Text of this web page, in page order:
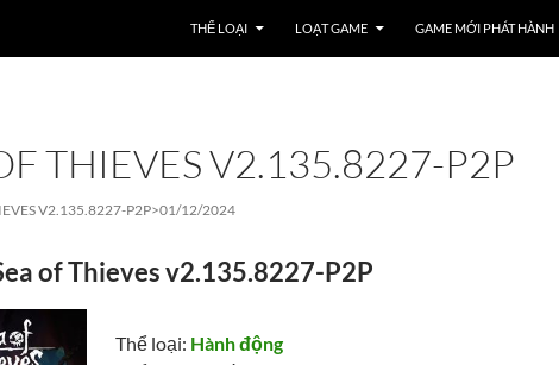
THỂ LOẠI LOẠT GAME GAME MỚI PHÁT HÀNH
THIEVES V2.135.8227-P2P
V2.135.8227-P2P>01/12/2024
of Thieves v2.135.8227-P2P
Thể loại: Hành động